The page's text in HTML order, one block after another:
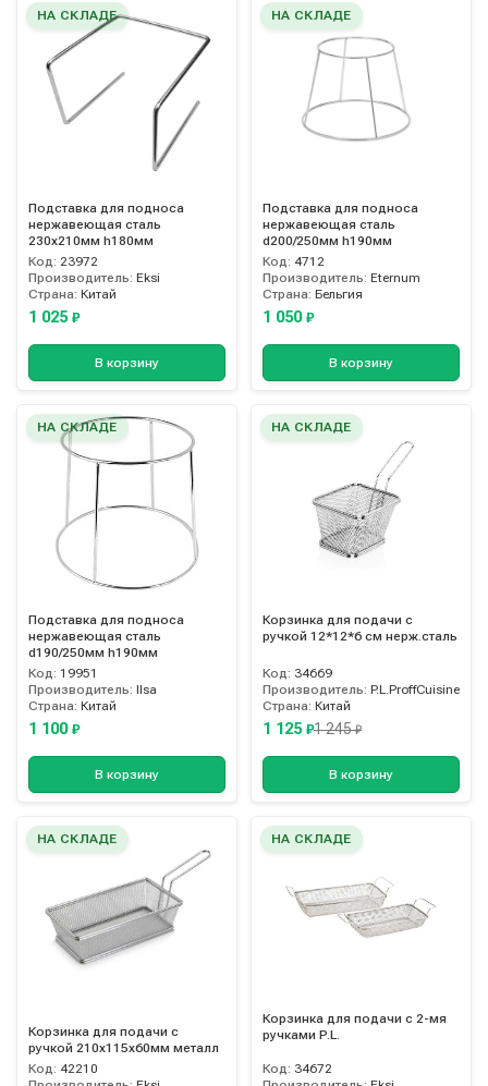
НА СКЛАДЕ
Подставка для подноса
нержавеющая сталь
230х210мм h180мм
Код: 23972
Производитель: Eksi
Страна: Китай
1 025 ₽
В корзину
НА СКЛАДЕ
Подставка для подноса
нержавеющая сталь
d200/250мм h190мм
Код: 4712
Производитель: Eternum
Страна: Бельгия
1 050 ₽
В корзину
НА СКЛАДЕ
Подставка для подноса
нержавеющая сталь
d190/250мм h190мм
Код: 19951
Производитель: Ilsa
Страна: Китай
1 100 ₽
В корзину
НА СКЛАДЕ
Корзинка для подачи с
ручкой 12*12*6 см нерж.сталь
Код: 34669
Производитель: P.L.ProffCuisine
Страна: Китай
1 125 ₽1 245₽
В корзину
НА СКЛАДЕ
Корзинка для подачи с
ручкой 210х115х60мм металл
Код: 42210
НА СКЛАДЕ
Корзинка для подачи с 2-мя
ручками P.L.
Код: 34672